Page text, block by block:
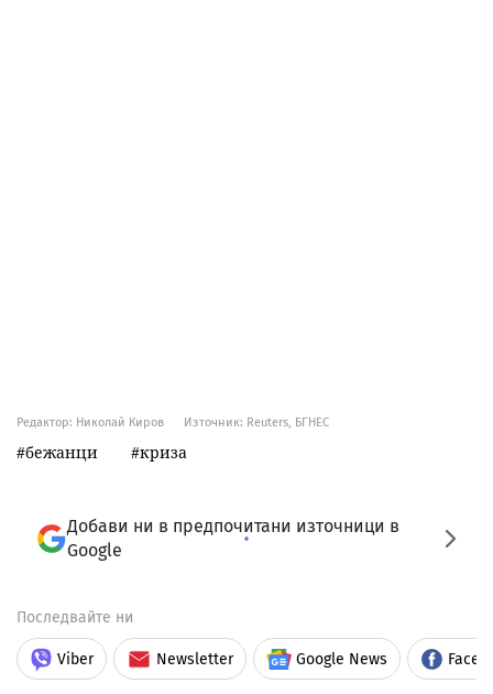
Редактор: Николай Киров Източник: Reuters, БГНЕС
бежанци криза
Добави ни в предпочитани източници в
Google
Последвайте ни
Viber Newsletter Google News